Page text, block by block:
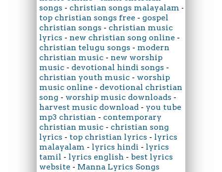
songs - christian songs malayalam -
top christian songs free - gospel
christian songs - christian music
lyrics - new christian song online -
christian telugu songs - modern
christian music - new worship
music - devotional hindi songs -
christian youth music - worship
music online - devotional christian
song - worship music downloads -
harvest music download - you tube
mp3 christian - contemporary
christian music - christian song
lyrics - top christian lyrics - lyrics
malayalam - lyrics hindi - lyrics
tamil - lyrics english - best lyrics
website - Manna Lyrics Songs